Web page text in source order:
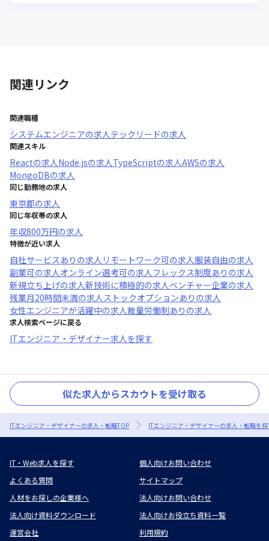
関連リンク
関連職種
システムエンジニアの求人テックリードの求人
関連スキル
Reactの求人Node.jsの求人TypeScriptの求人AWSの求人
MongoDBの求人
同じ勤務地の求人
東京都の求人
同じ年収帯の求人
年収800万円の求人
特徴が近い求人
自社サービスあり の求人 リモートワーク可の求人服装自由の求人
副業可の求人オンライン選考可の求人フレックス制度あり の求人
新規立ち上げの求人新技術に積極的の求人ベンチャー企業の求人
残業月20時間未満の求人ストックオプションあり の求人
女性エンジニアが活躍中の求人裁量労働制あり の求人
求人検索ページに戻る
ITエンジニア・デザイナー求人を探す
似た求人からスカウトを受け取る
ITエンジニア・デザイナーの求人・転職TOP ITエンジニア・デザイナーの求人・転職を
IT・Web求人を探す
個人向けお問い合わせ
よくある質問
サイトマップ
人材をお探しの企業様へ
法人向けお問い合わせ
法人向け資料ダウンロード
法人向けお役立ち資料一覧
運営会社
利用規約